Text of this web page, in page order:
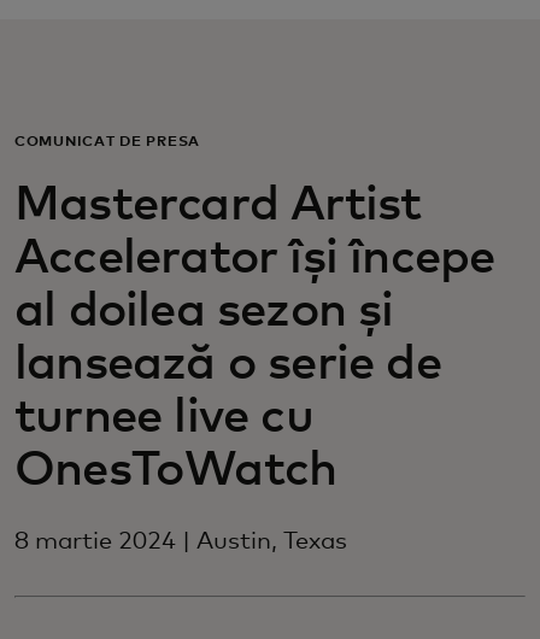
Pentru întreaga lume
Pentru inovatori
Știri și tendințe
COMUNICAT DE PRESĂ
Mastercard Artist
Accelerator își începe
al doilea sezon și
lansează o serie de
turnee live cu
OnesToWatch
8 martie 2024 | Austin, Texas